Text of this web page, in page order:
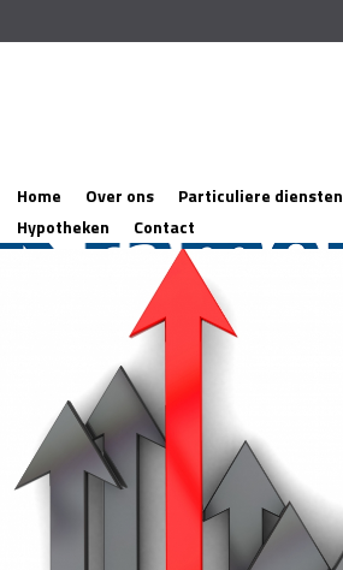
Home Over ons Particuliere diensten
Hypotheken
Contact